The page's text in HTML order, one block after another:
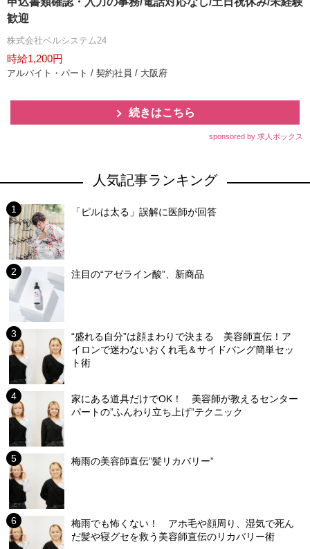
歓迎
株式会社ベルシステム24
時給1,200円
アルバイト・パート / 契約社員 / 大阪府
続きはこちら
sponsored by 求人ボックス
人気記事ランキング
「ピルは太る」誤解に医師が回答
注目の“アゼライン酸”、新商品
“盛れる自分”は顔まわりで決まる 美容師直伝！ア
イロンで迷わないおくれ毛＆サイドバング簡単セッ
ト術
家にある道具だけでOK！ 美容師が教えるセンター
パートの”ふんわり立ち上げ”テクニック
梅雨の美容師直伝”髪リカバリー”
梅雨でも怖くない！ アホ毛や顔周り、湿気で死ん
だ髪や寝グセを救う美容師直伝のリカバリー術